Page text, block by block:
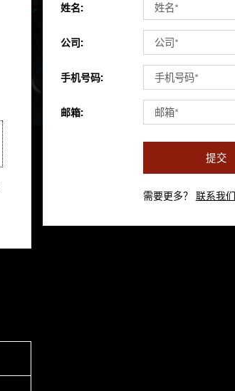
姓名:
公司:
手机号码:
邮箱:
提交
需要更多？ 联系我们